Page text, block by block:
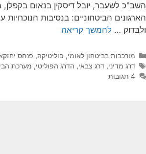
הארגונים הביטחוניים: בנסיבות
ולבדוק … להמשך קריאה
קטגוריות
מורכבות בביטחון לאומי, פוליטיקה, פנחס
תגיות
דרג מדיני, דרג צבאי, הדרג הפוליטי, מערכת
4 תגובות